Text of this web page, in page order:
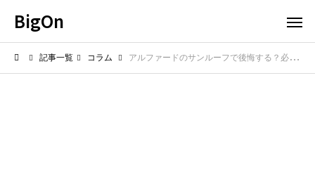
BigOn
記事一覧 コラム アルファードのサンルーフで後悔する？必要性とデメリットを整理